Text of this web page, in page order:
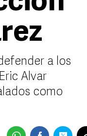
a los
Alvar
como